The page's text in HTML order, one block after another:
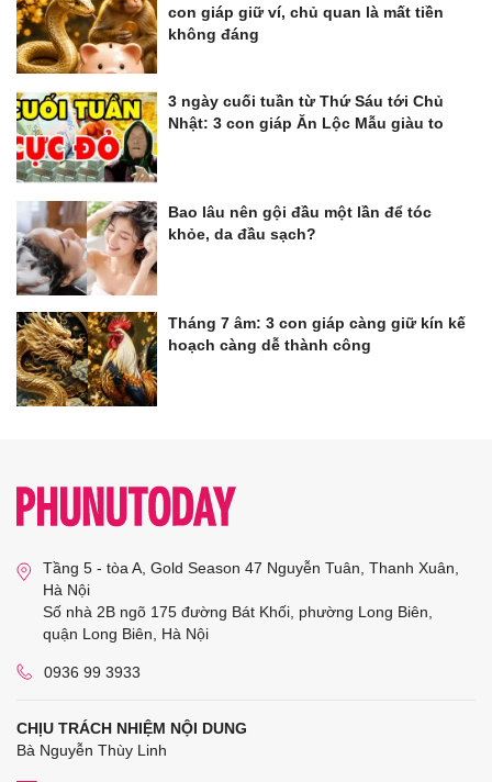
con giáp giữ ví, chủ quan là mất tiền
không đáng
3 ngày cuối tuần từ Thứ Sáu tới Chủ
Nhật: 3 con giáp Ăn Lộc Mẫu giàu to
Bao lâu nên gội đầu một lần để tóc
khỏe, da đầu sạch?
Tháng 7 âm: 3 con giáp càng giữ kín kế
hoạch càng dễ thành công
Tầng 5 - tòa A, Gold Season 47 Nguyễn Tuân, Thanh Xuân,
Hà Nội
Số nhà 2B ngõ 175 đường Bát Khối, phường Long Biên,
quận Long Biên, Hà Nội
0936 99 3933
CHỊU TRÁCH NHIỆM NỘI DUNG
Bà Nguyễn Thùy Linh